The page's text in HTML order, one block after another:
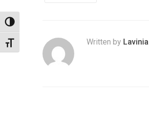
Toggle High Contrast
Toggle Font size Written by